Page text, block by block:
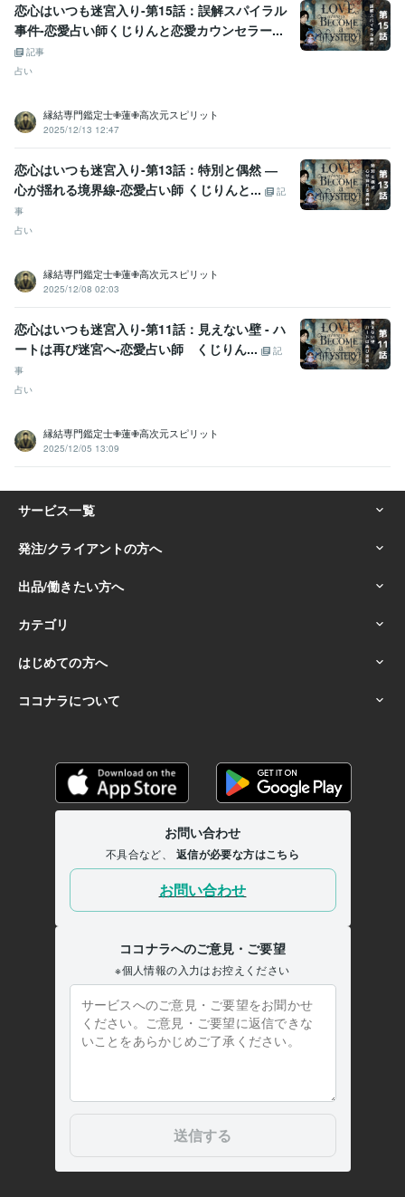
恋心はいつも迷宮入り-第15話：誤解スパイラル
事件-恋愛占い師くじりんと恋愛カウンセラー...
記事
占い
縁結専門鑑定士✙蓮✙高次元スピリット
2025/12/13 12:47
恋心はいつも迷宮入り-第13話：特別と偶然 ―
心が揺れる境界線-恋愛占い師 くじりんと...
記
事
占い
縁結専門鑑定士✙蓮✙高次元スピリット
2025/12/08 02:03
恋心はいつも迷宮入り-第11話：見えない壁 - ハ
ートは再び迷宮へ-恋愛占い師 くじりん...
記
事
占い
縁結専門鑑定士✙蓮✙高次元スピリット
2025/12/05 13:09